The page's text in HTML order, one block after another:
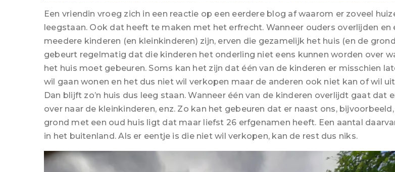
Een vriendin vroeg zich in een reactie op een eerdere blog af waarom er zoveel
leegstaan. Ook dat heeft te maken met het erfrecht. Wanneer ouders overlijden en
meedere kinderen (en kleinkinderen) zijn, erven die gezamelijk het huis (en de
gebeurt regelmatig dat die kinderen het onderling niet eens kunnen worden over
het huis moet gebeuren. Soms kan het zijn dat één van de kinderen er misschien
wil gaan wonen en het dus niet wil verkopen maar de anderen ook niet kan of wil
Dan blijft zo’n huis dus leeg staan. Wanneer één van de kinderen overlijdt gaat dat
over naar de kleinkinderen, enz. Zo kan het gebeuren dat er naast ons,
grond met een oud huis ligt dat maar liefst 26 erfgenamen heeft. Een aantal
in het buitenland. Als er eentje is die niet wil verkopen, kan de rest dus niks.